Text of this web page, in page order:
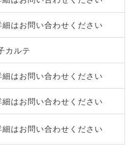
細はお問い合わせください
カルテ
細はお問い合わせください
細はお問い合わせください
細はお問い合わせください